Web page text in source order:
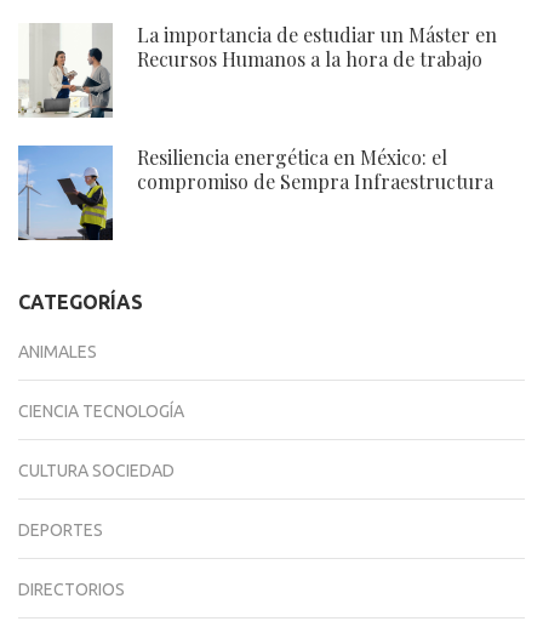
La importancia de estudiar un Máster en
Recursos Humanos a la hora de trabajo
Resiliencia energética en México: el
compromiso de Sempra Infraestructura
CATEGORÍAS
ANIMALES
CIENCIA TECNOLOGÍA
CULTURA SOCIEDAD
DEPORTES
DIRECTORIOS